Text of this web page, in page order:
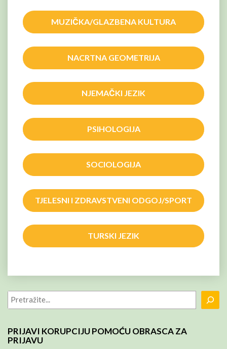
MUZIČKA/GLAZBENA KULTURA
NACRTNA GEOMETRIJA
NJEMAČKI JEZIK
PSIHOLOGIJA
SOCIOLOGIJA
TJELESNI I ZDRAVSTVENI ODGOJ/SPORT
TURSKI JEZIK
Pretraga
PRIJAVI KORUPCIJU POMOĆU OBRASCA ZA
PRIJAVU